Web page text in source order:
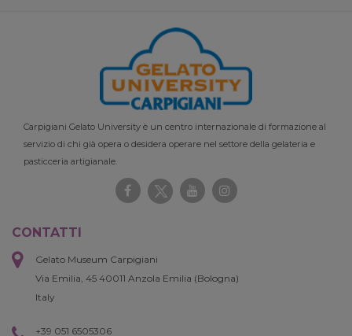
Carpigiani Gelato University è un centro internazionale di formazione al
servizio di chi già opera o desidera operare nel settore della gelateria e
pasticceria artigianale.
CONTATTI
Gelato Museum Carpigiani
Via Emilia, 45 40011 Anzola Emilia (Bologna)
Italy
+39 051 6505306